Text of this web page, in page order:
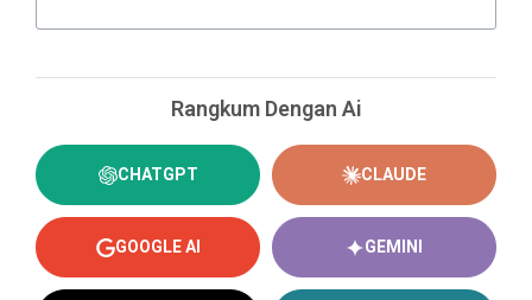
Rangkum Dengan Ai
CHATGPT CLAUDE
GOOGLE AI GEMINI